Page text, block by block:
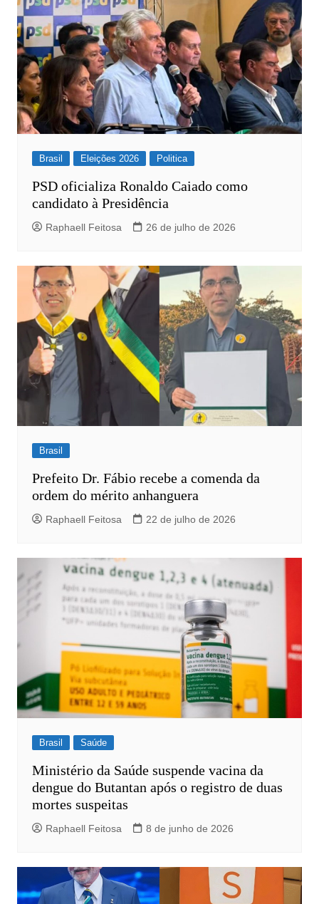
Brasil Eleições 2026 Politica
PSD oficializa Ronaldo Caiado como
candidato à Presidência
Raphaell Feitosa 26 de julho de 2026
Brasil
Prefeito Dr. Fábio recebe a comenda da
ordem do mérito anhanguera
Raphaell Feitosa 22 de julho de 2026
Brasil Saúde
Ministério da Saúde suspende vacina da
dengue do Butantan após o registro de duas
mortes suspeitas
Raphaell Feitosa 8 de junho de 2026